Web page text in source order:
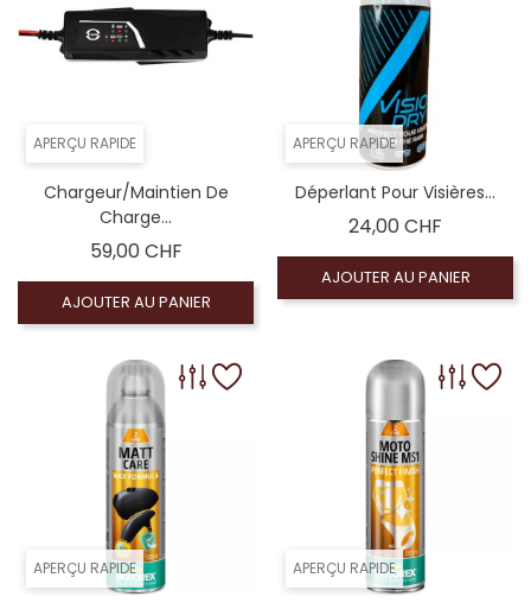
APERÇU RAPIDE
Chargeur/Maintien De
Charge...
59,00 CHFPrix
AJOUTER AU PANIER
APERÇU RAPIDE
Déperlant Pour Visières...
24,00 CHF
AJOUTER AU PANIER
APERÇU RAPIDE APERÇU RAPIDE